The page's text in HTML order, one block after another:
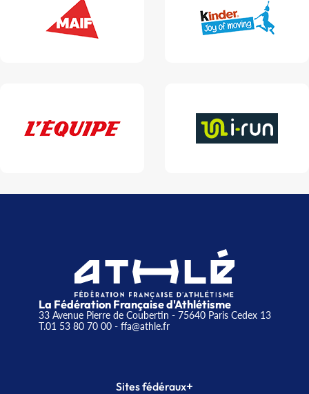
La Fédération Française d'Athlétisme
33 Avenue Pierre de Coubertin - 75640 Paris Cedex 13
T.01 53 80 70 00- ffa@athle.fr
Sites fédéraux+